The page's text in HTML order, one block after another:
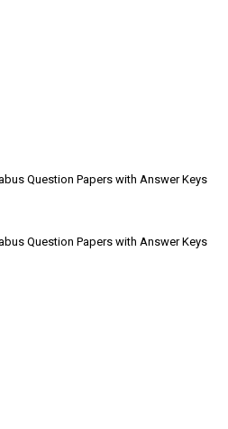
Question Papers with Answer Keys
Question Papers with Answer Keys